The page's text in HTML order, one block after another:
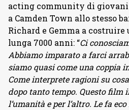
acting community di giovani
a Camden Town allo stesso
Richard e Gemma a costruire
lunga 7000 anni: “Ci
Abbiamo imparato a farci
siamo quasi come una coppia
Come interprete ragioni su
dopo tanto tempo. Questo film
l’umanità e per l’altro. Le fa